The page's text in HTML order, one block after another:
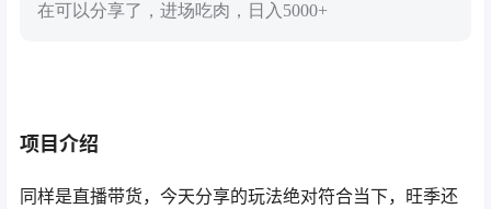
在可以分享了，进场吃肉，日入5000+
项目介绍
同样是直播带货，今天分享的玩法绝对符合当下，旺季还